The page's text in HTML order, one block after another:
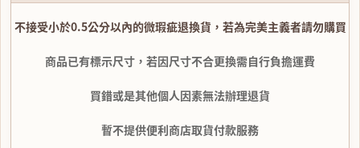
不接受小於0.5公分以內的微瑕疵退換貨，若為完美主義者請勿購買
商品已有標示尺寸，若因尺寸不合更換需自行負擔運費
買錯或是其他個人因素無法辦理退貨
暫不提供便利商店取貨付款服務